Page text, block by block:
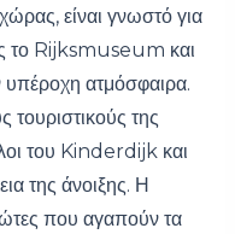
είναι γνωστό για
το Rijksmuseum και
ατμόσφαιρα.
τουριστικούς της
του Kinderdijk και
της άνοιξης. Η
που αγαπούν τα